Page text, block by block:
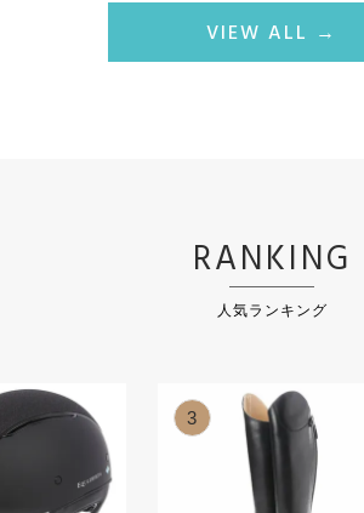
VIEW ALL →
RANKING
人気ランキング
3